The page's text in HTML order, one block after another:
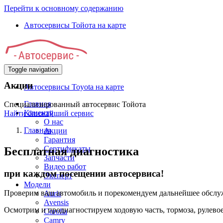
Перейти к основному содержанию
Автосервисы Тойота на карте
Toggle navigation
Автосервисы Toyota на карте
Главная
Клиенту
О нас
Акции
Гарантия
Сертификаты
Запчасти
Видео работ
Эксперт
Модели
Auris
Avensis
Corolla
Camry
Акции
Специализированный автосервис Тойота
Найти ближайший сервис
Главная
Бесплатная диагностика
при каждом посещении автосервиса!
Проверим ваш автомобиль и порекомендуем дальнейшее
Осмотрим и продиагностируем ходовую часть, тормоза,